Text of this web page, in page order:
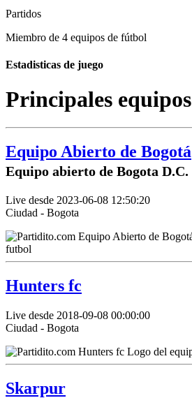
Partidos
Miembro de 4 equipos de fútbol
Estadisticas de juego
Principales equipos
Equipo Abierto de Bogotá
Equipo abierto de Bogota D.C.
Live desde 2023-06-08 12:50:20
Ciudad - Bogota
Hunters fc
Live desde 2018-09-08 00:00:00
Ciudad - Bogota
Skarpur